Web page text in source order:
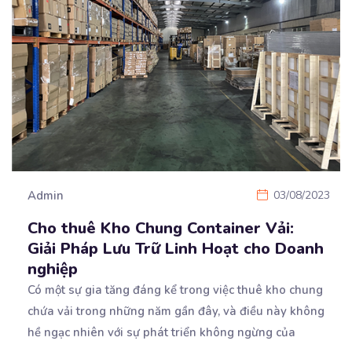
Admin 03/08/2023
Cho thuê Kho Chung Container Vải:
Giải Pháp Lưu Trữ Linh Hoạt cho Doanh
nghiệp
Có một sự gia tăng đáng kể trong việc thuê kho chung
chứa vải trong những năm gần đây, và điều này không
hề ngạc nhiên với sự phát triển không ngừng của